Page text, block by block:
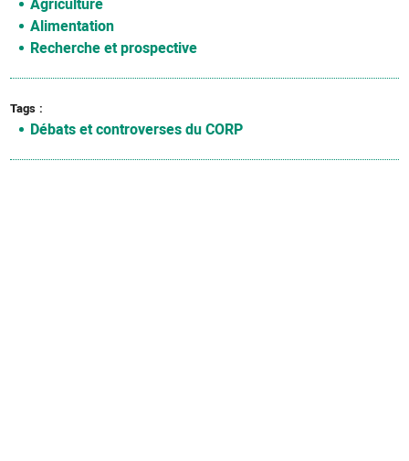
Agriculture
Alimentation
Recherche et prospective
Tags
Débats et controverses du CORP